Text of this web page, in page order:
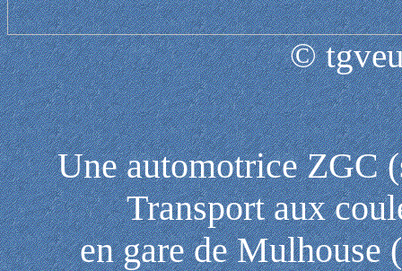
©
Une automotrice ZGC
Transport aux
en gare de